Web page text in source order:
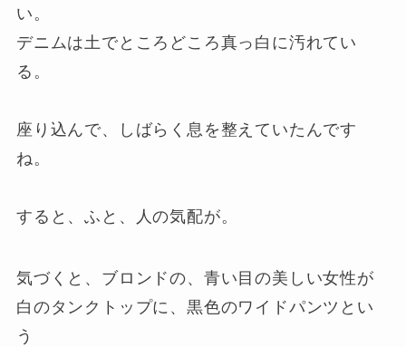
い。
デニムは土でところどころ真っ白に汚れてい
る。
座り込んで、しばらく息を整えていたんです
ね。
すると、ふと、人の気配が。
気づくと、ブロンドの、青い目の美しい女性が
白のタンクトップに、黒色のワイドパンツとい
う